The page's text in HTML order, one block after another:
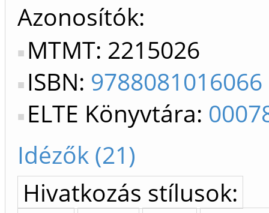
Azonosítók
MTMT: 2215026
ISBN: 9788081016066
ELTE Könyvtára:
Idézők (21)
Hivatkozás stílusok: